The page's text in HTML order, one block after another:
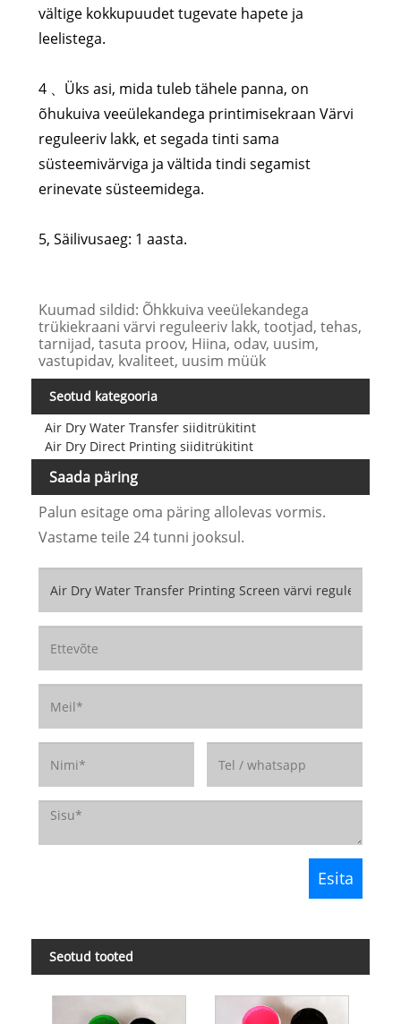
vältige kokkupuudet tugevate hapete ja
leelistega.
4 、Üks asi, mida tuleb tähele panna, on
õhukuiva veeülekandega printimisekraan Värvi
reguleeriv lakk, et segada tinti sama
süsteemivärviga ja vältida tindi segamist
erinevate süsteemidega.
5, Säilivusaeg: 1 aasta.
Kuumad sildid: Õhkkuiva veeülekandega
trükiekraani värvi reguleeriv lakk, tootjad, tehas,
tarnijad, tasuta proov, Hiina, odav, uusim,
vastupidav, kvaliteet, uusim müük
Seotud kategooria
Air Dry Water Transfer siiditrükitint
Air Dry Direct Printing siiditrükitint
Saada päring
Palun esitage oma päring allolevas vormis.
Vastame teile 24 tunni jooksul.
Seotud tooted